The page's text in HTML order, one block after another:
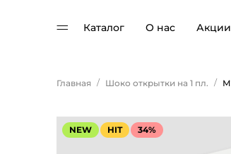
Каталог О нас Акции
Главная / Шоко открытки на 1 пл. /
NEW HIT 34%